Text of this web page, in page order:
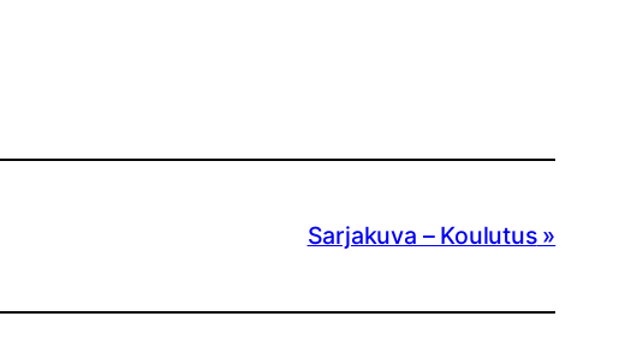
Sarjakuva – Koulutus